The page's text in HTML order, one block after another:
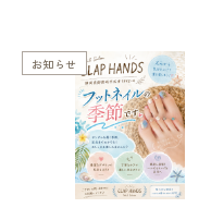
お知らせ